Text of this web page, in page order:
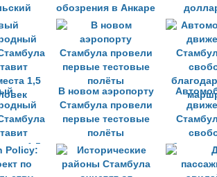
обозрения в Анкаре
нового
1,5
В новом аэропорту
Стамбула провели
первые тестовые
полёты